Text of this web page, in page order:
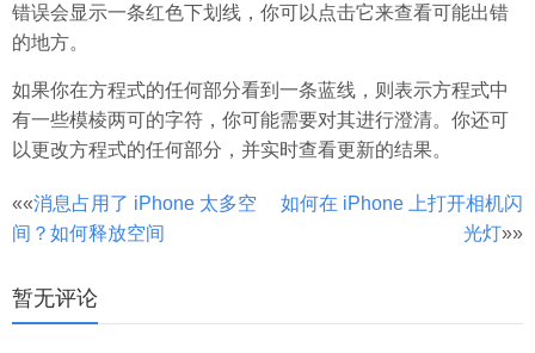
错误会显示一条红色下划线，你可以点击它来查看可能出错
的地方。
如果你在方程式的任何部分看到一条蓝线，则表示方程式中
有一些模棱两可的字符，你可能需要对其进行澄清。你还可
以更改方程式的任何部分，并实时查看更新的结果。
文
章
分
页
««消息占用了 iPhone 太多空
间？如何释放空间
如何在 iPhone 上打开相机闪
光灯»»
暂无评论